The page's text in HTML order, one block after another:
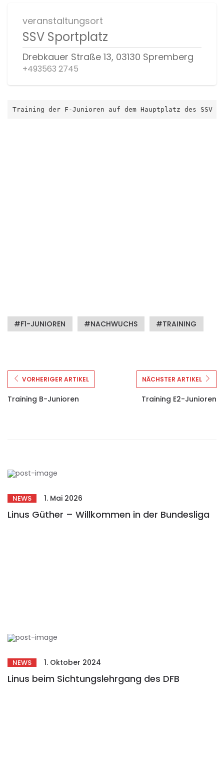
veranstaltungsort
SSV Sportplatz
Drebkauer Straße 13, 03130 Spremberg
+493563 2745
Training der F-Junioren auf dem Hauptplatz des SSV
F1-JUNIOREN NACHWUCHS TRAINING
VORHERIGER ARTIKEL
Training B-Junioren
NÄCHSTER ARTIKEL
Training E2-Junioren
NEWS 1. Mai 2026
Linus Güther – Willkommen in der Bundesliga
NEWS 1. Oktober 2024
Linus beim Sichtungslehrgang des DFB